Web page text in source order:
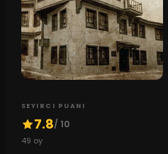
SEYIRCI PUANI
7.8/ 10
49 oy